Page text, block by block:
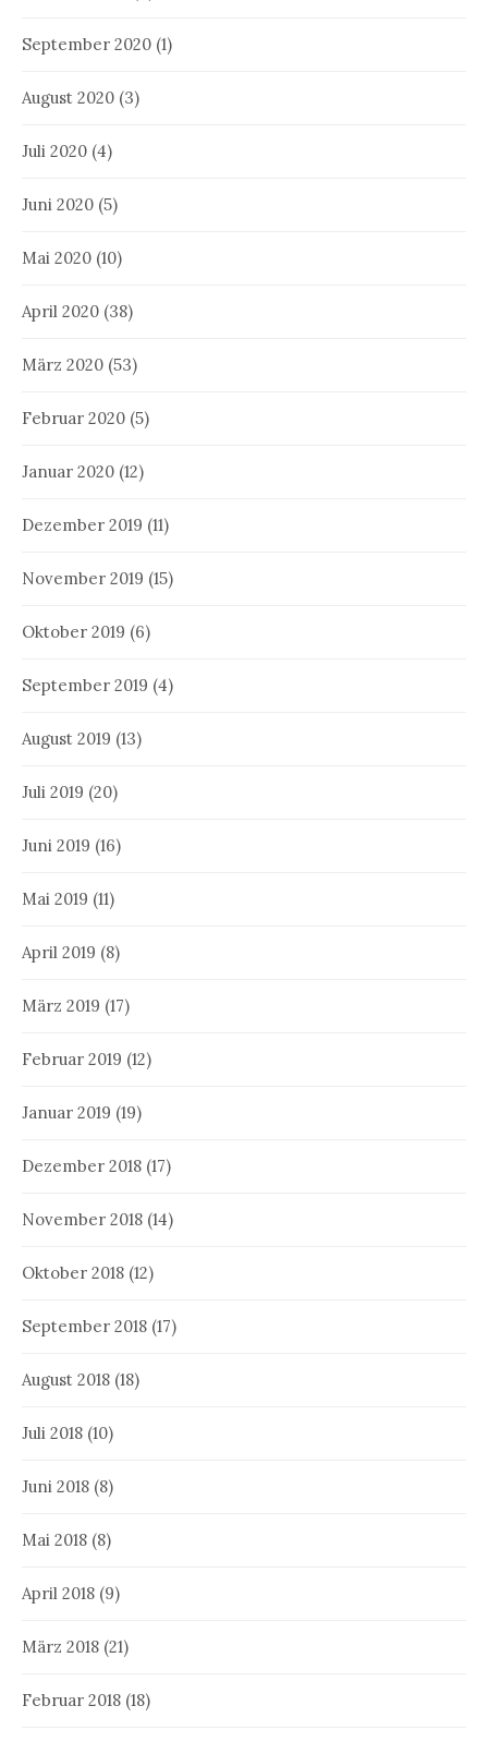
September 2020 (1)
August 2020 (3)
Juli 2020 (4)
Juni 2020 (5)
Mai 2020 (10)
April 2020 (38)
März 2020 (53)
Februar 2020 (5)
Januar 2020 (12)
Dezember 2019 (11)
November 2019 (15)
Oktober 2019 (6)
September 2019 (4)
August 2019 (13)
Juli 2019 (20)
Juni 2019 (16)
Mai 2019 (11)
April 2019 (8)
März 2019 (17)
Februar 2019 (12)
Januar 2019 (19)
Dezember 2018 (17)
November 2018 (14)
Oktober 2018 (12)
September 2018 (17)
August 2018 (18)
Juli 2018 (10)
Juni 2018 (8)
Mai 2018 (8)
April 2018 (9)
März 2018 (21)
Februar 2018 (18)